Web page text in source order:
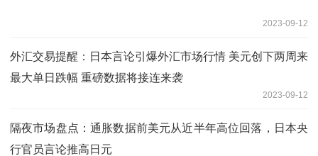
2023-09-12
外汇交易提醒：日本言论引爆外汇市场行情 美元创下两周来
最大单日跌幅 重磅数据将接连来袭
2023-09-12
隔夜市场盘点：通胀数据前美元从近半年高位回落，日本央
行官员言论推高日元